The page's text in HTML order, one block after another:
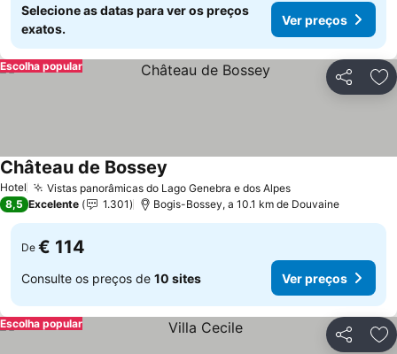
Selecione as datas para ver os preços
exatos.
Ver preços
Partilhar
Escolha popular
Hotel Vistas panorâmicas do Lago Genebra e dos Alpes
Château de Bossey
8,5 Excelente 1.301 Bogis-Bossey, a 10.1 km de Douvaine
De € 114
Consulte os preços de 10 sites Ver preços
Partilhar
Escolha popular